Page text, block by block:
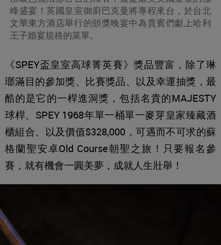
峰盛宴！英國皇室御廚巴克曼將專程來台，於台北
文華東方酒店舉行的頒獎晚宴中為貴賓們獻上哈利
王子婚宴規格的菜單。
《SPEY盃皇室高球菁英賽》獎品豐富，除了琳
瑯滿目的參加獎、比賽獎品、以及幸運抽獎，最
酷的是它的一桿進洞獎，包括名貴的MAJESTY
球桿、SPEY 1968年單一桶單一麥芽皇家臻藏酒
櫃組合、以及價值$328,000，可遇而不可求的蘇
格蘭聖安卓Old Course朝聖之旅！只要報名參
賽，就有機會一圓美夢，成就人生壯舉！